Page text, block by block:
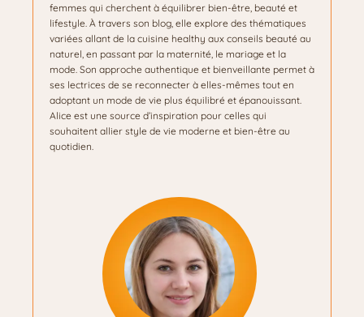
femmes qui cherchent à équilibrer bien-être, beauté et
lifestyle. À travers son blog, elle explore des thématiques
variées allant de la cuisine healthy aux conseils beauté au
naturel, en passant par la maternité, le mariage et la
mode. Son approche authentique et bienveillante permet à
ses lectrices de se reconnecter à elles-mêmes tout en
adoptant un mode de vie plus équilibré et épanouissant.
Alice est une source d’inspiration pour celles qui
souhaitent allier style de vie moderne et bien-être au
quotidien.